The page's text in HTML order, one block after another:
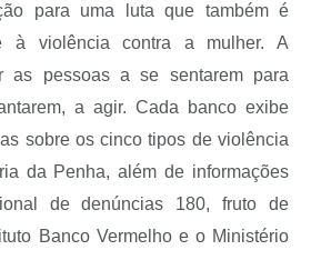
para uma luta que também é
à violência contra a mulher. A
as pessoas a se sentarem para
a agir. Cada banco exibe
sobre os cinco tipos de violência
da Penha, além de informações
de denúncias 180, fruto de
Banco Vermelho e o Ministério